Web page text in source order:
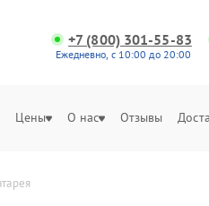
+7 (800) 301-55-83
Ежедневно, с 10:00 до 20:00
Цены О нас Отзывы